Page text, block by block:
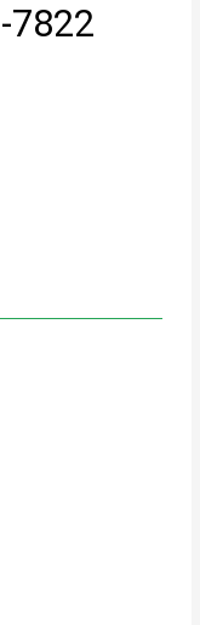
7822